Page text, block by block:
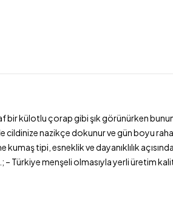
külotlu çorap gibi şık görünürken bunun
cildinize nazikçe dokunur ve gün boyu
tipi, esneklik ve dayanıklılık
– Türkiye menşeli olmasıyla yerli üretim